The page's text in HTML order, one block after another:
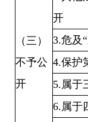
（三）
不予公
开
开
3.危及
4.保护
5.属于
6.属于